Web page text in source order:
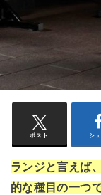
ポスト シ
ランジと言えば
的な種目の一つ